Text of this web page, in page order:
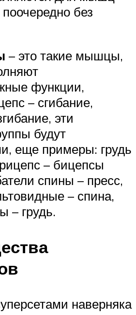
поочередно без
– это такие мышцы,
функции,
– сгибание,
эти
будут
еще примеры: грудь
– бицепсы
спины – пресс,
– спина,
– грудь.
наверняка